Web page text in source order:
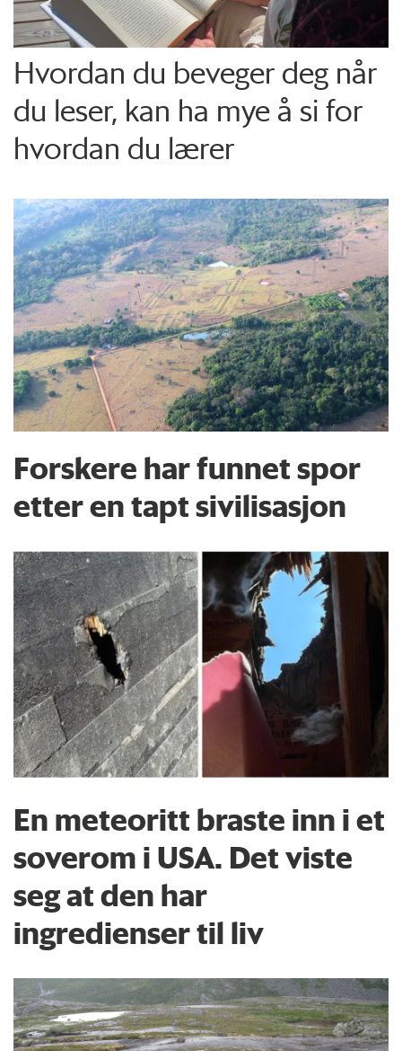
Hvordan du beveger deg når
du leser, kan ha mye å si for
hvordan du lærer
Forskere har funnet spor
etter en tapt sivilisasjon
En meteoritt braste inn i et
soverom i USA. Det viste
seg at den har
ingredienser til liv